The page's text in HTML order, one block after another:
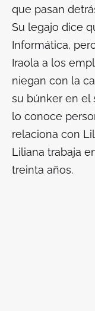
que pasan
Su legajo dice
Informática,
Iraola a los
niegan con la
su búnker en el
lo conoce
relaciona con
Liliana trabaja
treinta años.